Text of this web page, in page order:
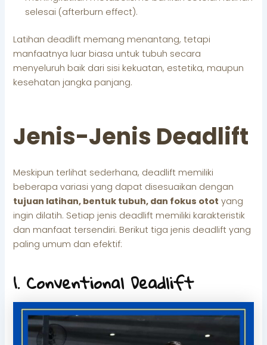
selesai (afterburn effect).
Latihan deadlift memang menantang, tetapi
manfaatnya luar biasa untuk tubuh secara
menyeluruh baik dari sisi kekuatan, estetika, maupun
kesehatan jangka panjang.
Jenis-Jenis Deadlift
Meskipun terlihat sederhana, deadlift memiliki
beberapa variasi yang dapat disesuaikan dengan
tujuan latihan, bentuk tubuh, dan fokus otot yang
ingin dilatih. Setiap jenis deadlift memiliki karakteristik
dan manfaat tersendiri. Berikut tiga jenis deadlift yang
paling umum dan efektif:
1. Conventional Deadlift